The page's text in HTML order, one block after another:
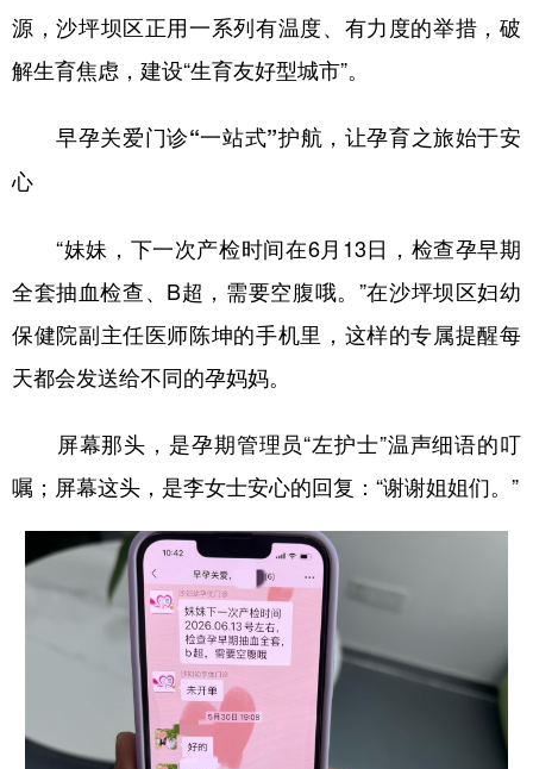
源，沙坪坝区正用一系列有温度、有力度的举措，破
解生育焦虑，建设“生育友好型城市”。
早孕关爱门诊“一站式”护航，让孕育之旅始于安
心
“妹妹，下一次产检时间在6月13日，检查孕早期
全套抽血检查、B超，需要空腹哦。”在沙坪坝区妇幼
保健院副主任医师陈坤的手机里，这样的专属提醒每
天都会发送给不同的孕妈妈。
屏幕那头，是孕期管理员“左护士”温声细语的叮
嘱；屏幕这头，是李女士安心的回复：“谢谢姐姐们。”